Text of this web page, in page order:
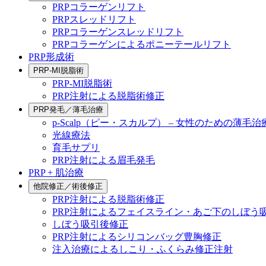
PRPコラーゲンリフト
PRPスレッドリフト
PRPコラーゲンスレッドリフト
PRPコラーゲンによるポニーテールリフト
PRP形成術
PRP-MI脱脂術
PRP-MI脱脂術
PRP注射による脱脂術修正
PRP発毛／薄毛治療
p-Scalp（ピー・スカルプ） – 女性のための薄毛治
光線療法
育毛サプリ
PRP注射による眉毛発毛
PRP + 肌治療
他院修正／術後修正
PRP注射による脱脂術修正
PRP注射によるフェイスライン・あご下のしぼう
しぼう吸引後修正
PRP注射によるシリコンバッグ豊胸修正
注入治療によるしこり・ふくらみ修正注射